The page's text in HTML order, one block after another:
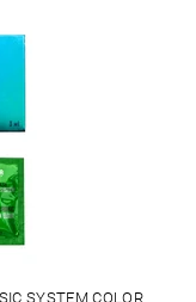
SYSTEM COLOR